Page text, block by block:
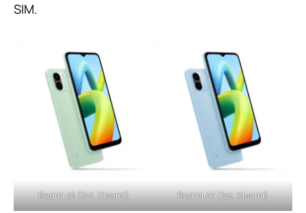
SIM.
Redmi A1 (fot. Xiaomi) Redmi A1 (fot. Xiaomi)